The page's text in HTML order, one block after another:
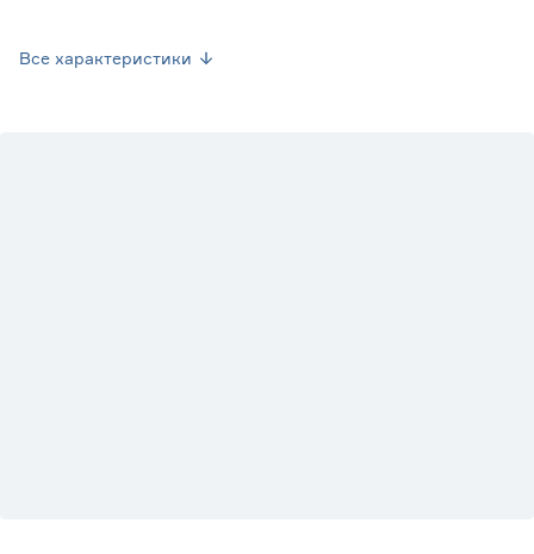
Все характеристики